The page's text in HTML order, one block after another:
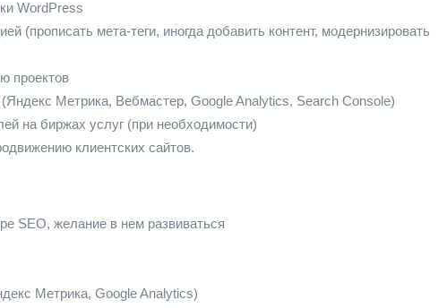
WordPress
(прописать мета-теги, иногда добавить контент, модернизировать
проектов
Метрика, Вебмастер, Google Analytics, Search Console)
на биржах услуг (при необходимости)
клиентских сайтов.
SEO, желание в нем развиваться
Метрика, Google Analytics)